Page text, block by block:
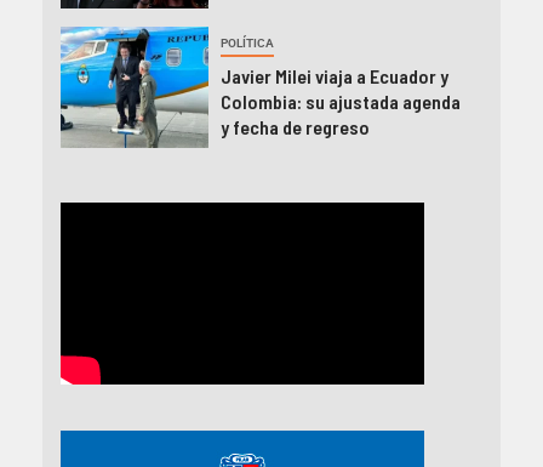
POLÍTICA
Javier Milei viaja a Ecuador y
Colombia: su ajustada agenda
y fecha de regreso